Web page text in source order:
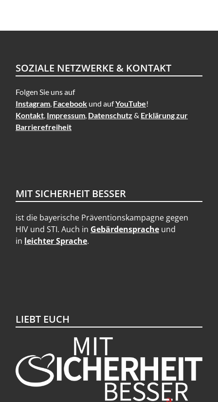
SOZIALE NETZWERKE & KONTAKT
Folgen Sie uns auf
Instagram, Facebook und aufYouTube!
Kontakt, Impressum, Datenschutz & Erklärung zur
Barrierefreiheit
MIT SICHERHEIT BESSER
ist die bayerische Präventionskampagne gegen
HIV und STI. Auch in Gebärdensprache und
in leichter Sprache.
LIEBT EUCH